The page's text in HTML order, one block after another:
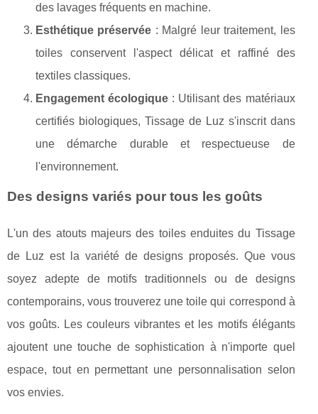
des lavages fréquents en machine.
Esthétique préservée : Malgré leur traitement, les
toiles conservent l'aspect délicat et raffiné des
textiles classiques.
Engagement écologique : Utilisant des matériaux
certifiés biologiques, Tissage de Luz s'inscrit dans
une démarche durable et respectueuse de
l'environnement.
Des designs variés pour tous les goûts
L'un des atouts majeurs des toiles enduites du Tissage
de Luz est la variété de designs proposés. Que vous
soyez adepte de motifs traditionnels ou de designs
contemporains, vous trouverez une toile qui correspond à
vos goûts. Les couleurs vibrantes et les motifs élégants
ajoutent une touche de sophistication à n'importe quel
espace, tout en permettant une personnalisation selon
vos envies.